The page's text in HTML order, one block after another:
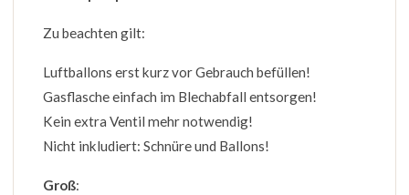
Zu beachten gilt:
Luftballons erst kurz vor Gebrauch befüllen!
Gasflasche einfach im Blechabfall entsorgen!
Kein extra Ventil mehr notwendig!
Nicht inkludiert: Schnüre und Ballons!
Groß: